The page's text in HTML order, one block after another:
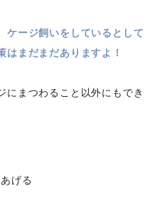
ケージ飼いをしているとして
はまだまだありますよ！
にまつわること以外にもでき
げる